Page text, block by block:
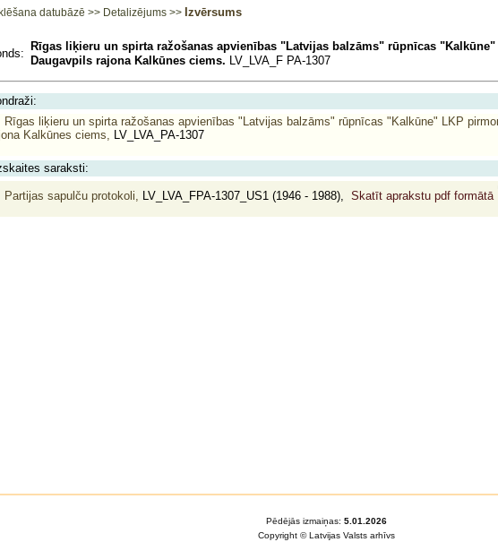
datubāzē >> Detalizējums >> Izvērsums
Rīgas liķieru un spirta ražošanas apvienības "Latvijas balzāms" rūpnīcas
Daugavpils rajona Kalkūnes ciems. LV_LVA_F PA-1307
Rīgas liķieru un spirta ražošanas apvienības "Latvijas balzāms" rūpnīcas "Kalkūne" LKP
Kalkūnes ciems, LV_LVA_PA-1307
saraksti:
Partijas sapulču protokoli, LV_LVA_FPA-1307_US1 (1946 - 1988), Skatīt aprakstu pdf formātā
Pēdējās izmaiņas: 5.01.2026
Copyright © Latvijas Valsts arhīvs